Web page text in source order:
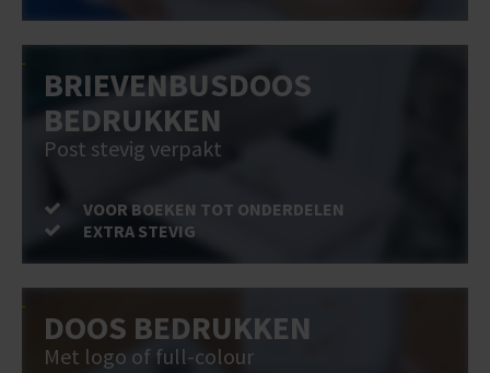
BRIEVENBUSDOOS
BEDRUKKEN
Post stevig verpakt
VOOR BOEKEN TOT ONDERDELEN
EXTRA STEVIG
DOOS BEDRUKKEN
Met logo of full-colour